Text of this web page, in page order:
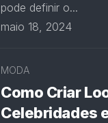
pode definir o...
maio 18, 2024
MODA
Como Criar
Celebridades